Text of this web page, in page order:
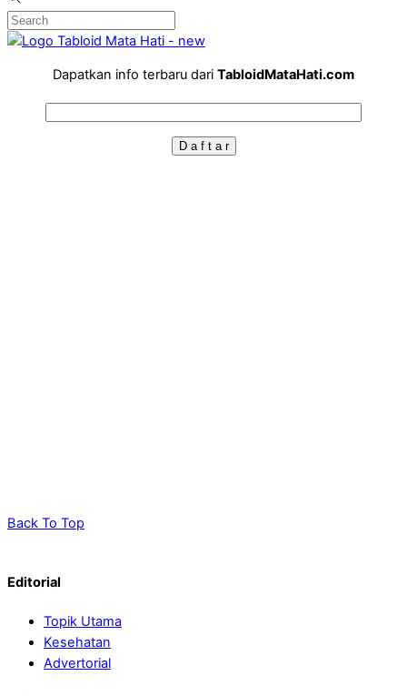
Dapatkan info terbaru dari TabloidMataHati.com
Back To Top
Editorial
Topik Utama
Kesehatan
Advertorial